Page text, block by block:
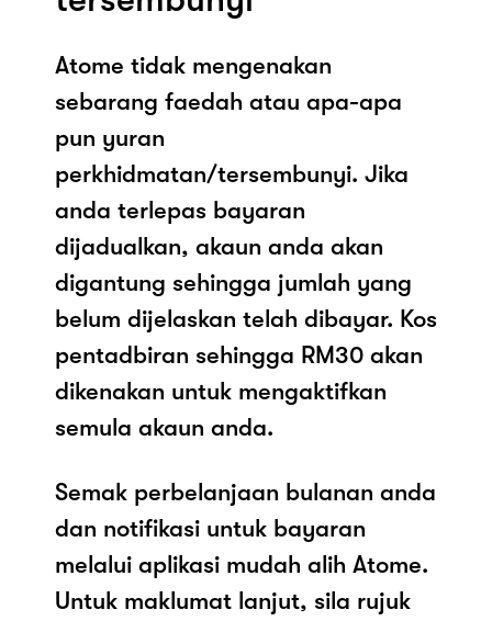
Atome tidak mengenakan
sebarang faedah atau apa-apa
pun yuran
perkhidmatan/tersembunyi. Jika
anda terlepas bayaran
dijadualkan, akaun anda akan
digantung sehingga jumlah yang
belum dijelaskan telah dibayar. Kos
pentadbiran sehingga RM30 akan
dikenakan untuk mengaktifkan
semula akaun anda.
Semak perbelanjaan bulanan anda
dan notifikasi untuk bayaran
melalui aplikasi mudah alih Atome.
Untuk maklumat lanjut, sila rujuk